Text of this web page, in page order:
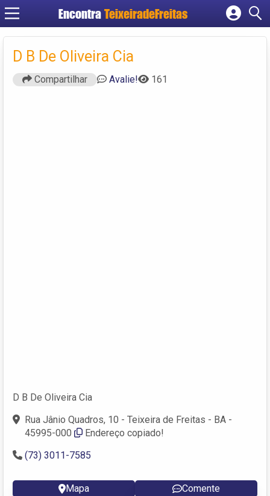
Encontra TeixeiradeFreitas
Cadastrar empresa
Criar conta
D B De Oliveira Cia
Compartilhar Avalie! 161
D B De Oliveira Cia
Rua Jânio Quadros, 10 - Teixeira de Freitas - BA -
45995-000
Endereço copiado!
(73) 3011-7585
Mapa Comente